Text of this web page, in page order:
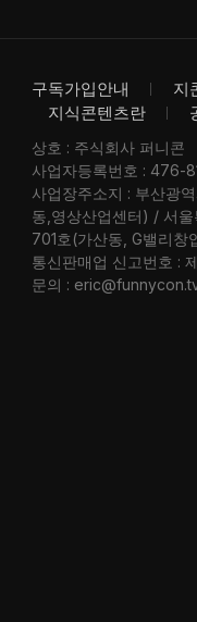
구독가입안내
지
지식콘텐츠란
상호 : 주식회사 퍼니콘
사업자등록번호 : 476-
사업장주소지 : 부산광
동,영상산업센터) / 서울
701호(가산동, G밸리창
통신판매업 신고번호 :
문의 :